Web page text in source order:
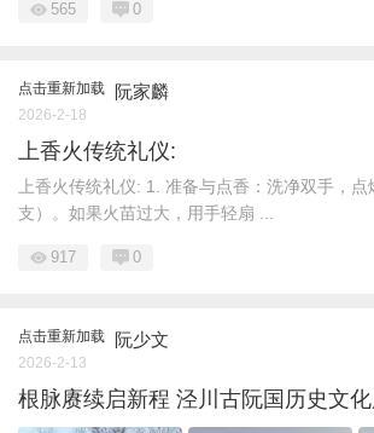
565 0
点击重新加载 阮家麟
2026-2-18
上香火传统礼仪:
上香火传统礼仪: 1. 准备与点香：洗净双手，点
支）。如果火苗过大，用手轻扇 ...
917 0
点击重新加载 阮少文
2026-2-13
根脉赓续启新程 泾川古阮国历史文